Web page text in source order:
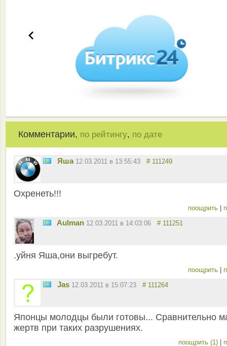
Комментарии, по рейтингу, по дате
Яша 12.03.2011 в 13:55:43 # 111249
Охренеть!!!
поощрить
Aulman 12.03.2011 в 14:03:06 # 111251
.уйня Яша,они выгребут.
поощрить
Jas 12.03.2011 в 15:07:23 # 111264
Японцы молодцы были готовы... Сравнительно
жертв при таких разрушениях.
поощрить (1)